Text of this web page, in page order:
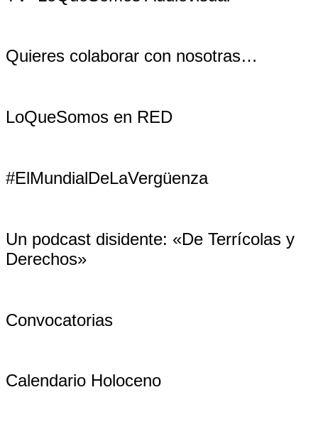
Quieres colaborar con nosotras…
LoQueSomos en RED
#ElMundialDeLaVergüenza
Un podcast disidente: «De Terrícolas y
Derechos»
Convocatorias
Calendario Holoceno